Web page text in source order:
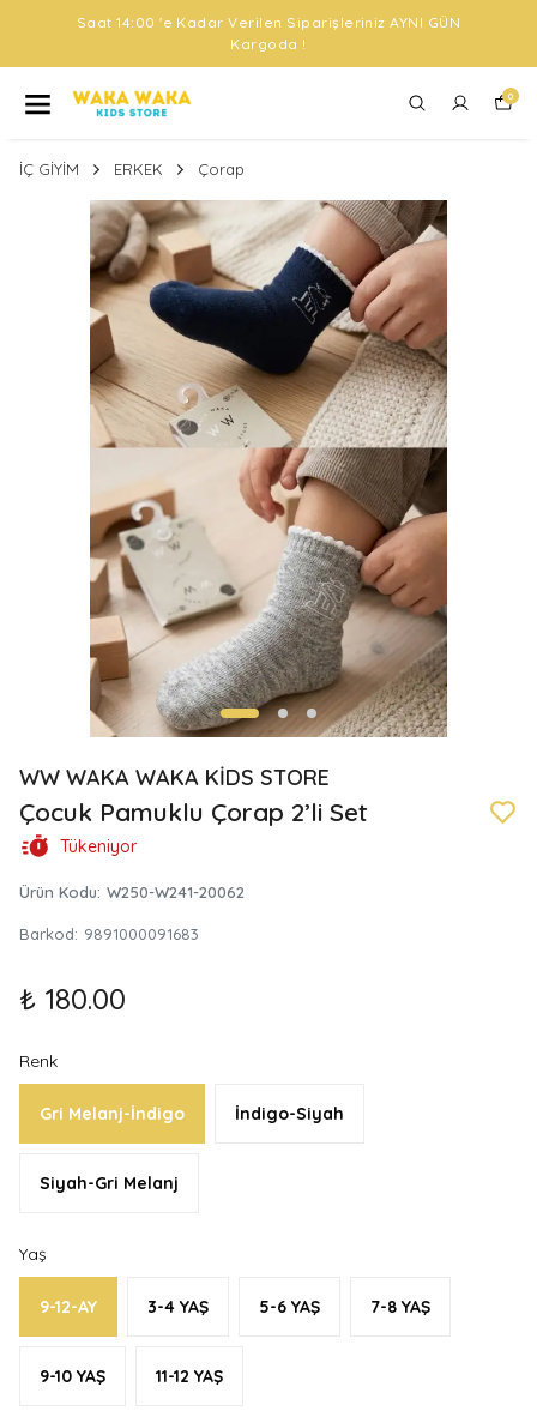
'e Kadar Verilen Siparişleriniz AYNI GÜN
0
İÇ GİYİM ERKEK Çorap
WW WAKA WAKA KİDS STORE
Çocuk Pamuklu Çorap 2’li Set
Tükeniyor
Ürün Kodu: W250-W241-20062
Barkod: 9891000091683
₺ 180.00
Renk
Gri Melanj-İndigo İndigo-Siyah
Siyah-Gri Melanj
Yaş
9-12-AY 3-4 YAŞ 5-6 YAŞ 7-8 YAŞ
9-10 YAŞ 11-12 YAŞ